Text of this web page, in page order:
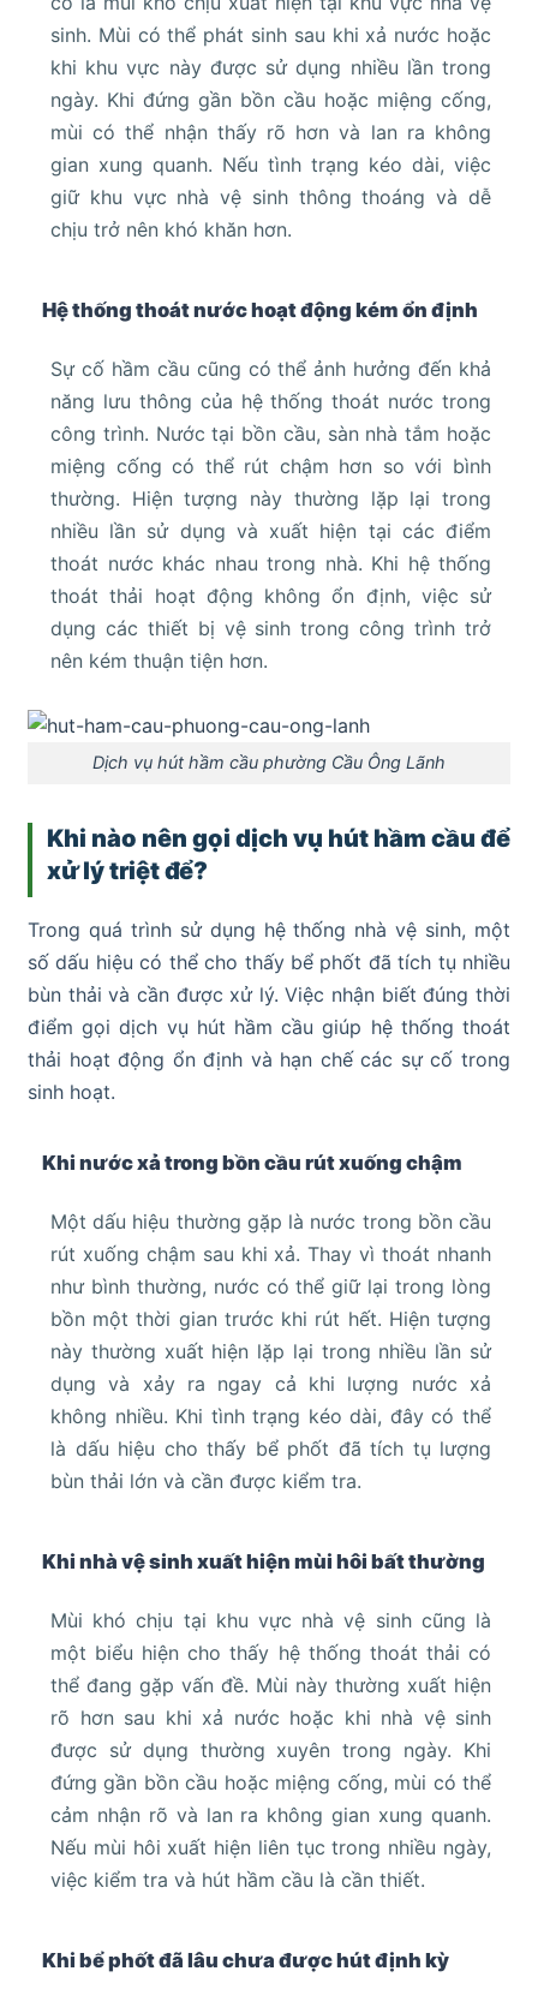
sinh. Mùi có thể phát sinh sau khi xả nước hoặc
khi khu vực này được sử dụng nhiều lần trong
ngày. Khi đứng gần bồn cầu hoặc miệng cống,
mùi có thể nhận thấy rõ hơn và lan ra không
gian xung quanh. Nếu tình trạng kéo dài, việc
giữ khu vực nhà vệ sinh thông thoáng và dễ
chịu trở nên khó khăn hơn.
Hệ thống thoát nước hoạt động kém ổn định
Sự cố hầm cầu cũng có thể ảnh hưởng đến khả
năng lưu thông của hệ thống thoát nước trong
công trình. Nước tại bồn cầu, sàn nhà tắm hoặc
miệng cống có thể rút chậm hơn so với bình
thường. Hiện tượng này thường lặp lại trong
nhiều lần sử dụng và xuất hiện tại các điểm
thoát nước khác nhau trong nhà. Khi hệ thống
thoát thải hoạt động không ổn định, việc sử
dụng các thiết bị vệ sinh trong công trình trở
nên kém thuận tiện hơn.
Dịch vụ hút hầm cầu phường Cầu Ông Lãnh
Khi nào nên gọi dịch vụ hút hầm cầu để
xử lý triệt để?
Trong quá trình sử dụng hệ thống nhà vệ sinh, một
số dấu hiệu có thể cho thấy bể phốt đã tích tụ nhiều
bùn thải và cần được xử lý. Việc nhận biết đúng thời
điểm gọi dịch vụ hút hầm cầu giúp hệ thống thoát
thải hoạt động ổn định và hạn chế các sự cố trong
sinh hoạt.
Khi nước xả trong bồn cầu rút xuống chậm
Một dấu hiệu thường gặp là nước trong bồn cầu
rút xuống chậm sau khi xả. Thay vì thoát nhanh
như bình thường, nước có thể giữ lại trong lòng
bồn một thời gian trước khi rút hết. Hiện tượng
này thường xuất hiện lặp lại trong nhiều lần sử
dụng và xảy ra ngay cả khi lượng nước xả
không nhiều. Khi tình trạng kéo dài, đây có thể
là dấu hiệu cho thấy bể phốt đã tích tụ lượng
bùn thải lớn và cần được kiểm tra.
Khi nhà vệ sinh xuất hiện mùi hôi bất thường
Mùi khó chịu tại khu vực nhà vệ sinh cũng là
một biểu hiện cho thấy hệ thống thoát thải có
thể đang gặp vấn đề. Mùi này thường xuất hiện
rõ hơn sau khi xả nước hoặc khi nhà vệ sinh
được sử dụng thường xuyên trong ngày. Khi
đứng gần bồn cầu hoặc miệng cống, mùi có thể
cảm nhận rõ và lan ra không gian xung quanh.
Nếu mùi hôi xuất hiện liên tục trong nhiều ngày,
việc kiểm tra và hút hầm cầu là cần thiết.
Khi bể phốt đã lâu chưa được hút định kỳ